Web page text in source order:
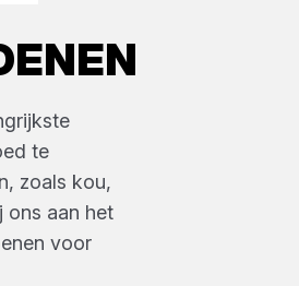
te
zoals kou,
ons aan het
voor